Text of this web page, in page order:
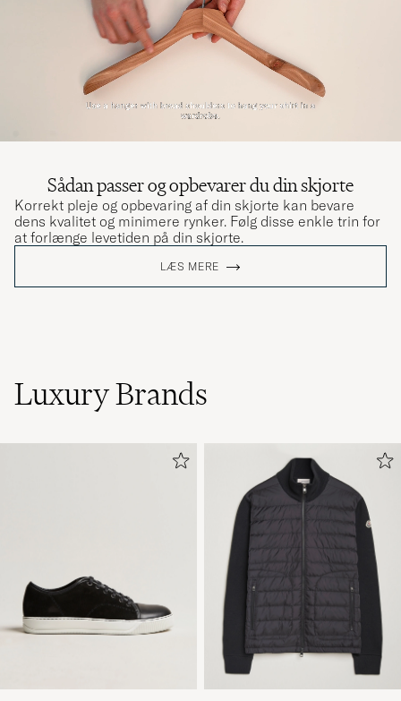
Sådan passer og opbevarer du din skjorte
Korrekt pleje og opbevaring af din skjorte kan bevare
dens kvalitet og minimere rynker. Følg disse enkle trin for
at forlænge levetiden på din skjorte.
LÆS MERE
Luxury Brands